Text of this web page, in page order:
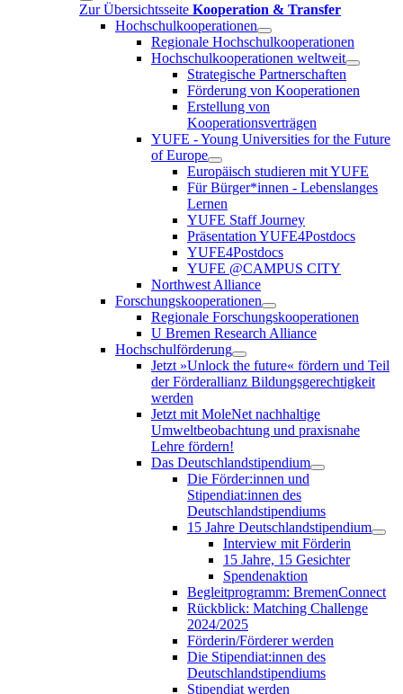
Zur Übersichtsseite Kooperation & Transfer
Hochschulkooperationen
Regionale Hochschulkooperationen
Hochschulkooperationen weltweit
Strategische Partnerschaften
Förderung von Kooperationen
Erstellung von
Kooperationsverträgen
YUFE - Young Universities for the Future
of Europe
Europäisch studieren mit YUFE
Für Bürger*innen - Lebenslanges
Lernen
YUFE Staff Journey
Präsentation YUFE4Postdocs
YUFE4Postdocs
YUFE @CAMPUS CITY
Northwest Alliance
Forschungskooperationen
Regionale Forschungskooperationen
U Bremen Research Alliance
Hochschulförderung
Jetzt »Unlock the future« fördern und Teil
der Förderallianz Bildungsgerechtigkeit
werden
Jetzt mit MoleNet nachhaltige
Umweltbeobachtung und praxisnahe
Lehre fördern!
Das Deutschlandstipendium
Die Förder:innen und
Stipendiat:innen des
Deutschlandstipendiums
15 Jahre Deutschlandstipendium
Interview mit Förderin
15 Jahre, 15 Gesichter
Spendenaktion
Begleitprogramm: BremenConnect
Rückblick: Matching Challenge
2024/2025
Förderin/Förderer werden
Die Stipendiat:innen des
Deutschlandstipendiums
Stipendiat werden